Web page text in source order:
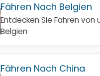
Fähren Nach Belgien
Entdecken Sie Fähren von
Belgien
Fähren Nach China